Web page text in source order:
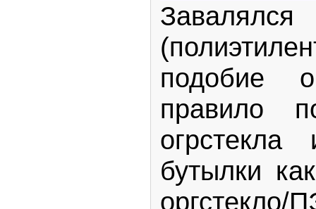
подобие
правило
бутылки
оргстекло/